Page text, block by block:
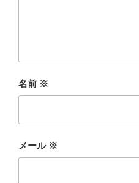
名前 ※
メール ※